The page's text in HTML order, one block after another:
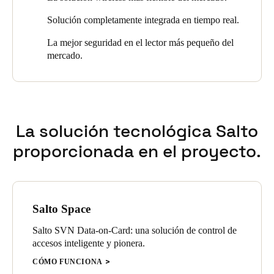
totalmente inalámbrico. Es sin duda uno de los mejores hoteles
del centro de San Sebastián.
Solución completamente integrada en tiempo real.
La mejor seguridad en el lector más pequeño del
mercado.
La solución tecnológica Salto
proporcionada en el proyecto.
Salto Space
Salto SVN Data-on-Card: una solución de control de
accesos inteligente y pionera.
CÓMO FUNCIONA